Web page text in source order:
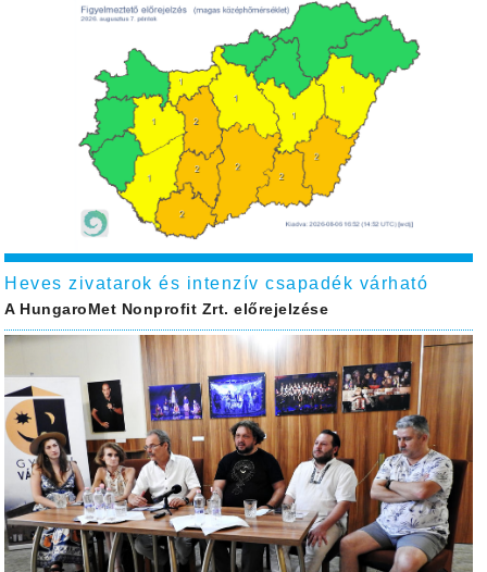
Heves zivatarok és intenzív csapadék várható
A HungaroMet Nonprofit Zrt. előrejelzése